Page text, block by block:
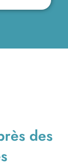
des